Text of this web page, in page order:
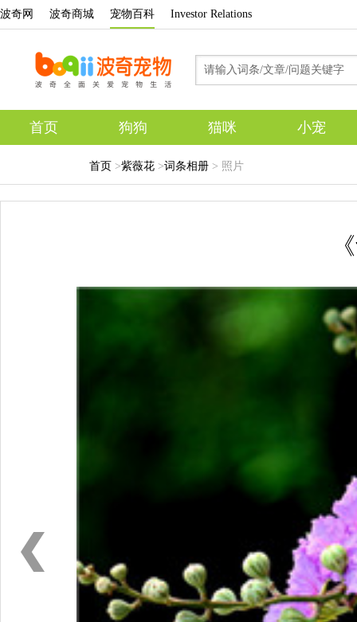
波奇网 波奇商城 宠物百科 Investor Relations
首页 狗狗 猫咪 小宠
首页 >紫薇花 >词条相册 > 照片